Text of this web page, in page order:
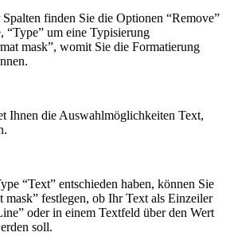
finden Sie die Optionen “Remove”
“Type” um eine Typisierung
mask”, womit Sie die Formatierung
Ihnen die Auswahlmöglichkeiten Text,
“Text” entschieden haben, können Sie
mask” festlegen, ob Ihr Text als Einzeiler
oder in einem Textfeld über den Wert
soll.